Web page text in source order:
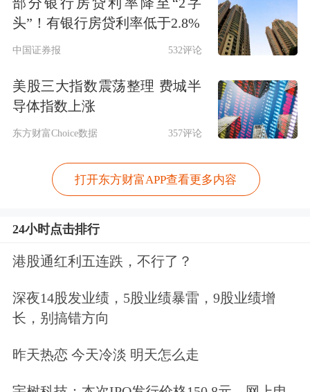
公司回购股份后依法注销，展现监管层
对资本市场的关注和重视，提振投资者
对公司未来发展的信心。
酒类行情监测平台“今日酒价”上的批发
箱报2000元/瓶，较上一日上涨5元，重
购，近期将加速入驻。据媒体报道，美
享”系茅台官方授权店。目前全国多地
部分银行房贷利率降至“2字
头”！有银行房贷利率低于2.8%
中国证券报 532评论
美股三大指数震荡整理 费城半
导体指数上涨
东方财富Choice数据 357评论
打开东方财富APP查看更多内容
24小时点击排行
港股通红利五连跌，不行了？
深夜14股发业绩，5股业绩暴雷，9股业绩增
长，别搞错方向
昨天热恋 今天冷淡 明天怎么走